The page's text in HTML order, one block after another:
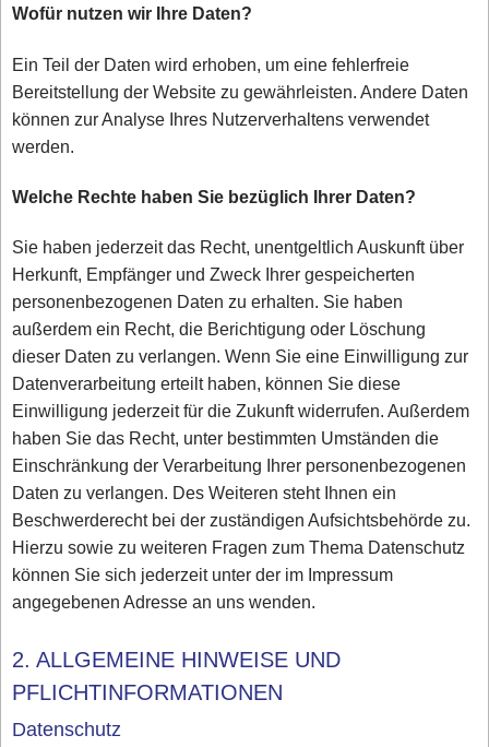
Wofür nutzen wir Ihre Daten?
Ein Teil der Daten wird erhoben, um eine fehlerfreie
Bereitstellung der Website zu gewährleisten. Andere Daten
können zur Analyse Ihres Nutzerverhaltens verwendet
werden.
Welche Rechte haben Sie bezüglich Ihrer Daten?
Sie haben jederzeit das Recht, unentgeltlich Auskunft über
Herkunft, Empfänger und Zweck Ihrer gespeicherten
personenbezogenen Daten zu erhalten. Sie haben
außerdem ein Recht, die Berichtigung oder Löschung
dieser Daten zu verlangen. Wenn Sie eine Einwilligung zur
Datenverarbeitung erteilt haben, können Sie diese
Einwilligung jederzeit für die Zukunft widerrufen. Außerdem
haben Sie das Recht, unter bestimmten Umständen die
Einschränkung der Verarbeitung Ihrer personenbezogenen
Daten zu verlangen. Des Weiteren steht Ihnen ein
Beschwerderecht bei der zuständigen Aufsichtsbehörde zu.
Hierzu sowie zu weiteren Fragen zum Thema Datenschutz
können Sie sich jederzeit unter der im Impressum
angegebenen Adresse an uns wenden.
2. ALLGEMEINE HINWEISE UND
PFLICHTINFORMATIONEN
Datenschutz